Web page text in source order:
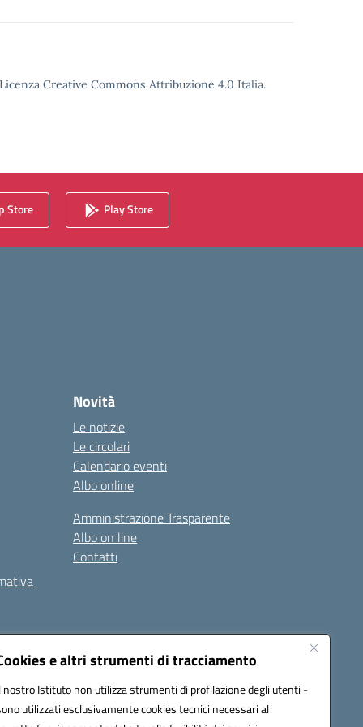
e altri strumenti di tracciamento
nostro Istituto non utilizza strumenti di profilazione degli utenti -
utilizzati esclusivamente cookies tecnici necessari al
Creative Commons Attribuzione 4.0 Italia.
Store Play Store
Novità
Le notizie
Le circolari
Calendario eventi
Albo online
Amministrazione Trasparente
Albo on line
Contatti